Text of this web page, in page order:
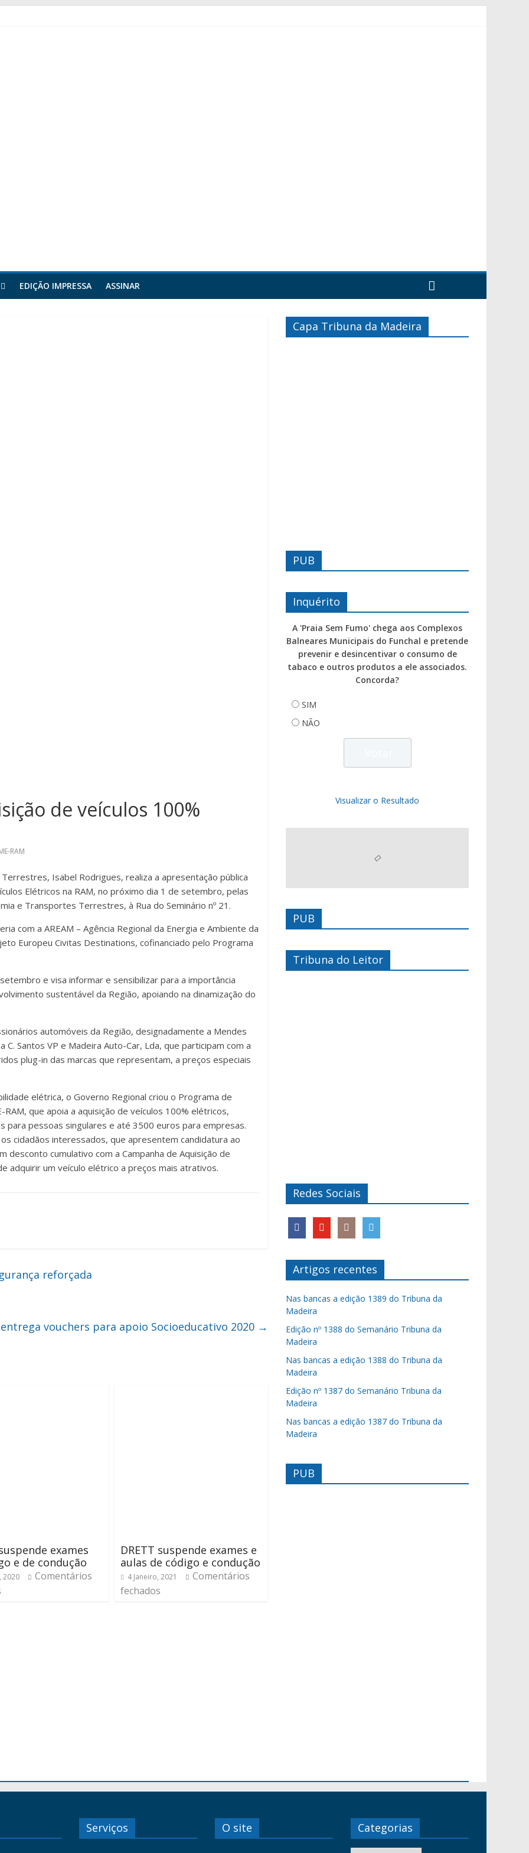
EDIÇÃO IMPRESSA ASSINAR
de veículos 100%
RAM
Isabel Rodrigues, realiza a apresentação pública
Elétricos na RAM, no próximo dia 1 de setembro, pelas
e Transportes Terrestres, à Rua do Seminário nº 21.
com a AREAM – Agência Regional da Energia e Ambiente da
Europeu Civitas Destinations, cofinanciado pelo Programa
e visa informar e sensibilizar para a importância
sustentável da Região, apoiando na dinamização do
automóveis da Região, designadamente a Mendes
Santos VP e Madeira Auto-Car, Lda, que participam com a
plug-in das marcas que representam, a preços especiais
elétrica, o Governo Regional criou o Programa de
que apoia a aquisição de veículos 100% elétricos,
pessoas singulares e até 3500 euros para empresas.
cidadãos interessados, que apresentem candidatura ao
desconto cumulativo com a Campanha de Aquisição de
adquirir um veículo elétrico a preços mais atrativos.
reforçada
vouchers para apoio Socioeducativo 2020 →
exames
e de condução
2020
Comentários
DRETT suspende exames e
aulas de código e condução
4 Janeiro, 2021
Comentários
fechados
Capa Tribuna da Madeira
PUB
Inquérito
A 'Praia Sem Fumo' chega aos Complexos
Balneares Municipais do Funchal e pretende
prevenir e desincentivar o consumo de
tabaco e outros produtos a ele associados.
Concorda?
SIM
NÃO
Visualizar o Resultado
PUB
Tribuna do Leitor
Redes Sociais
Artigos recentes
Nas bancas a edição 1389 do Tribuna da
Madeira
Edição nº 1388 do Semanário Tribuna da
Madeira
Nas bancas a edição 1388 do Tribuna da
Madeira
Edição nº 1387 do Semanário Tribuna da
Madeira
Nas bancas a edição 1387 do Tribuna da
Madeira
PUB
Serviços O site Categorias